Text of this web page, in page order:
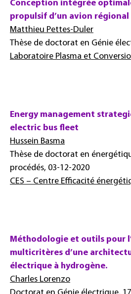
Conception intégrée
propulsif d’un avion
Matthieu Pettes-Duler
Thèse de doctorat en Génie
Laboratoire Plasma et
Energy management
electric bus fleet
Hussein Basma
Thèse de doctorat en
procédés, 03-12-2020
CES – Centre Efficacité
Méthodologie et outils pour
multicritères d’une
électrique à hydrogène.
Charles Lorenzo